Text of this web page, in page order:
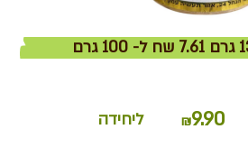
₪9.90 ליחידה